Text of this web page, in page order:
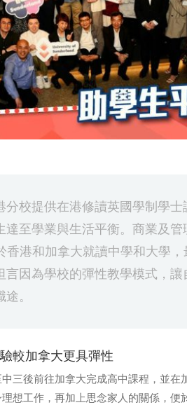
分校提供在港修讀英國學制學
達至學業與生活平衡。商業及
香港和加拿大就讀中學和大學
言因為學校的彈性教學模式，
。
較加拿大更具彈性
三後前往加拿大完成高中課程，並
想工作，再加上思念家人的關係，